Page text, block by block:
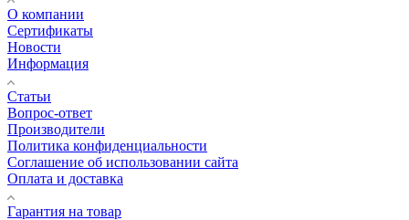
О компании
Сертификаты
Новости
Информация
Статьи
Вопрос-ответ
Производители
Политика конфиденциальности
Соглашение об использовании сайта
Оплата и доставка
Гарантия на товар